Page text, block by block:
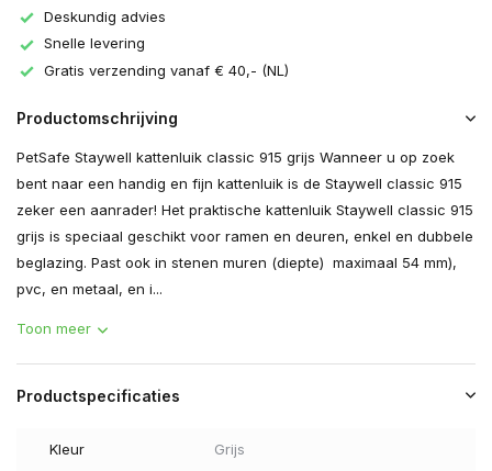
Deskundig advies
Snelle levering
Gratis verzending vanaf € 40,- (NL)
Productomschrijving
PetSafe Staywell kattenluik classic 915 grijs Wanneer u op zoek
bent naar een handig en fijn kattenluik is de Staywell classic 915
zeker een aanrader! Het praktische kattenluik Staywell classic 915
grijs is speciaal geschikt voor ramen en deuren, enkel en dubbele
beglazing. Past ook in stenen muren (diepte) maximaal 54 mm),
pvc, en metaal, en i...
Toon meer
Productspecificaties
Kleur Grijs